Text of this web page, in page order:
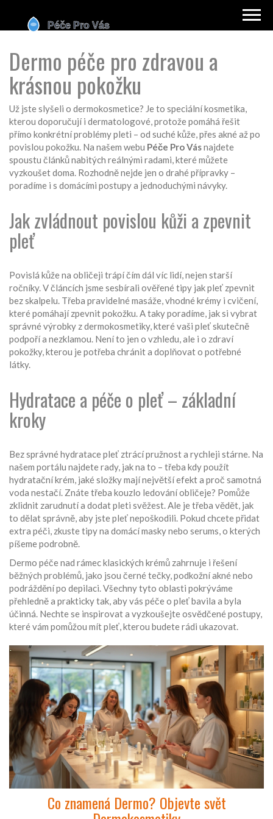
Dermo péče pro zdravou a
krásnou pokožku
Už jste slyšeli o dermokosmetice? Je to speciální kosmetika,
kterou doporučují i dermatologové, protože pomáhá řešit
přímo konkrétní problémy pleti – od suché kůže, přes akné až po
povislou pokožku. Na našem webu Péče Pro Vásnajdete
spoustu článků nabitých reálnými radami, které můžete
vyzkoušet doma. Rozhodně nejde jen o drahé přípravky –
poradíme i s domácími postupy a jednoduchými návyky.
Jak zvládnout povislou kůži a zpevnit
pleť
Povislá kůže na obličeji trápí čím dál víc lidí, nejen starší
ročníky. V článcích jsme sesbírali ověřené tipy jak pleť zpevnit
bez skalpelu. Třeba pravidelné masáže, vhodné krémy i cvičení,
které pomáhají zpevnit pokožku. A taky poradíme, jak si vybrat
správné výrobky z dermokosmetiky, které vaši pleť skutečně
podpoří a nezklamou. Není to jen o vzhledu, ale i o zdraví
pokožky, kterou je potřeba chránit a doplňovat o potřebné
látky.
Hydratace a péče o pleť – základní
kroky
Bez správné hydratace pleť ztrácí pružnost a rychleji stárne. Na
našem portálu najdete rady, jak na to – třeba kdy použít
hydratační krém, jaké složky mají největší efekt a proč samotná
voda nestačí. Znáte třeba kouzlo ledování obličeje? Pomůže
zklidnit zarudnutí a dodat pleti svěžest. Ale je třeba vědět, jak
to dělat správně, aby jste pleť nepoškodili. Pokud chcete přidat
extra péči, zkuste tipy na domácí masky nebo serums, o kterých
píšeme podrobně.
Dermo péče nad rámec klasických krémů zahrnuje i řešení
běžných problémů, jako jsou černé tečky, podkožní akné nebo
podráždění po depilaci. Všechny tyto oblasti pokrýváme
přehledně a prakticky tak, aby vás péče o pleť bavila a byla
účinná. Nechte se inspirovat a vyzkoušejte osvědčené postupy,
které vám pomůžou mít pleť, kterou budete rádi ukazovat.
Co znamená Dermo? Objevte svět